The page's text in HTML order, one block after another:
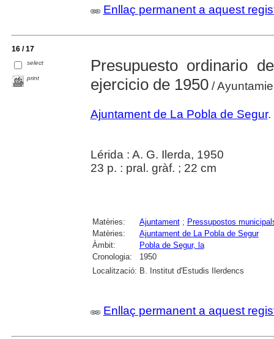
Enllaç permanent a aquest
16 / 17
select
print
Presupuesto ordinario
ejercicio de 1950/
Ajuntament de La Pobla de Segur.
Lérida : A. G. Ilerda, 1950
23 p. : pral. gràf. ; 22 cm
Matèries: Ajuntament; Pressupostos
Matèries:
Ajuntament de La Pobla de Segur
Àmbit:
Pobla de Segur, la
Cronologia:
1950
Localització: B. Institut d'Estudis Ilerdencs
Enllaç permanent a aquest